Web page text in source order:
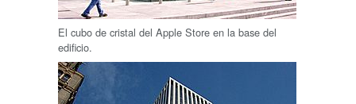
El cubo de cristal del Apple Store en la base del
edificio.